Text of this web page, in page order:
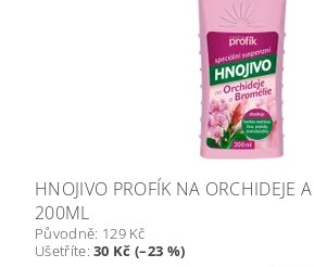
HNOJIVO PROFÍK NA ORCHIDEJE
200ML
Původně: 129 Kč
Ušetříte:30 Kč (–23 %)